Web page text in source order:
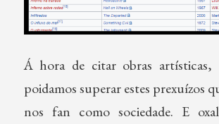
Á hora de citar obras artísticas,
poidamos superar estes prexuízos
nos fan como sociedade. E